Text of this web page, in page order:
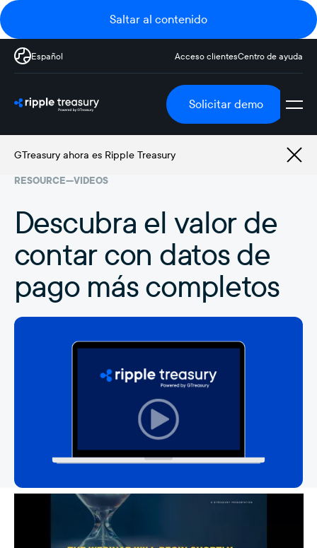
Saltar al contenido
Español Acceso clientesCentro de ayuda
Solicitar demo
GTreasury ahora es Ripple Treasury
RESOURCE—VIDEOS
Descubra el valor de
contar con datos de
pago más completos